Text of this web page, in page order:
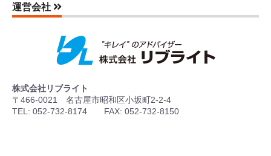
運営会社
株式会社リブライト
〒466-0021 名古屋市昭和区小坂町2-2-4
TEL: 052-732-8174 FAX: 052-732-8150